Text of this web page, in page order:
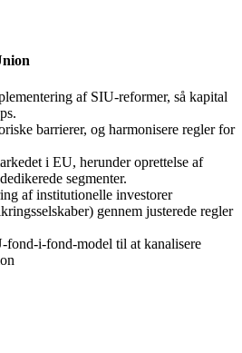
af SIU-reformer, så kapital
barrierer, og harmonisere regler for
i EU, herunder oprettelse af
segmenter.
af institutionelle investorer
gennem justerede regler
fond-i-fond-model til at kanalisere